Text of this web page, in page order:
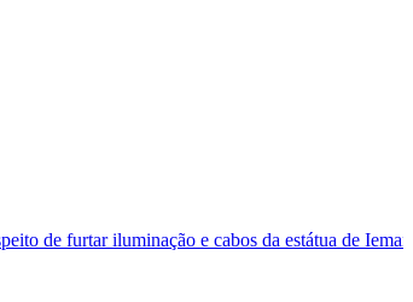
e cabos da estátua de Iemanjá é preso em